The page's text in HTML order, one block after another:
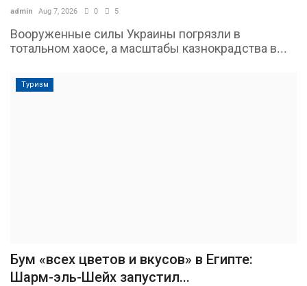
admin Aug 7, 2026 0 5
Вооруженные силы Украины погрязли в
тотальном хаосе, а масштабы казнокрадства в...
Туризм
Бум «всех цветов и вкусов» в Египте:
Шарм-эль-Шейх запустил...